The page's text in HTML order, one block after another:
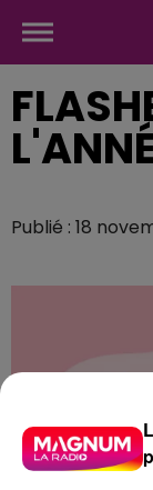
Publié : 18